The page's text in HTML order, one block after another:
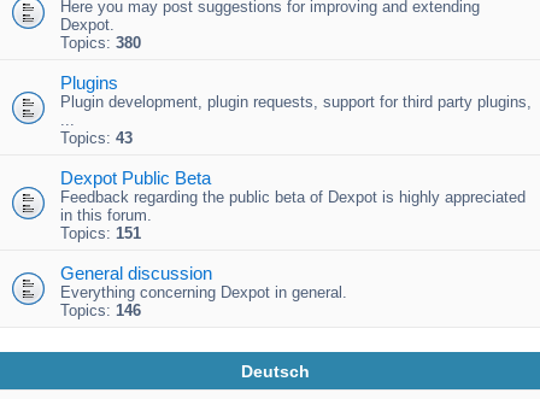
Here you may post suggestions for improving and extending
Dexpot.
Topics: 380
Plugins
Plugin development, plugin requests, support for third party plugins,
...
Topics: 43
Dexpot Public Beta
Feedback regarding the public beta of Dexpot is highly appreciated
in this forum.
Topics: 151
General discussion
Everything concerning Dexpot in general.
Topics: 146
Deutsch